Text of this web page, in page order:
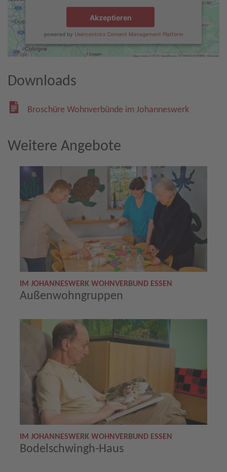
Akzeptieren
powered by Usercentrics Consent Management Platform
Downloads
Broschüre Wohnverbünde im Johanneswerk
Weitere Angebote
IM JOHANNESWERK WOHNVERBUND ESSEN
Außenwohngruppen
IM JOHANNESWERK WOHNVERBUND ESSEN
Bodelschwingh-Haus